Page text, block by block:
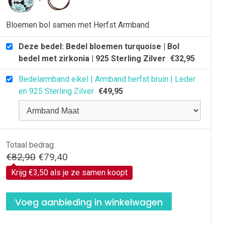
925
Sterling
ZilverBloemen bol samen met Herfst Armband
Deze bedel: Bedel bloemen turquoise | Bol
bedel met zirkonia | 925 Sterling Zilver €32,95
Bedelarmband eikel | Armband herfst bruin | Leder
en 925 Sterling Zilver €49,95
Totaal bedrag:
€82,90 Oorspronkelijke
prijs
was:
€82,90.
€79,40
prijs
is:
€79,40.
Krijg €3,50 als je ze samen koopt
Voeg aanbieding in winkelwagen